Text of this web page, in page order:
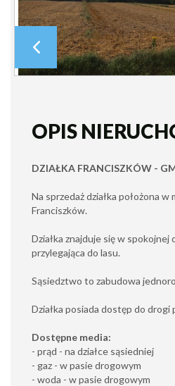
OPIS
DZIAŁKA FRANCISZKÓW -
Na sprzedaż działka położona w
Franciszków.
Działka znajduje się w spokojnej
przylegająca do lasu.
Sąsiedztwo to zabudowa
Działka posiada dostęp do
Dostępne media:
- prąd - na działce sąsiedniej
- gaz - w pasie drogowym
- woda - w pasie drogowym